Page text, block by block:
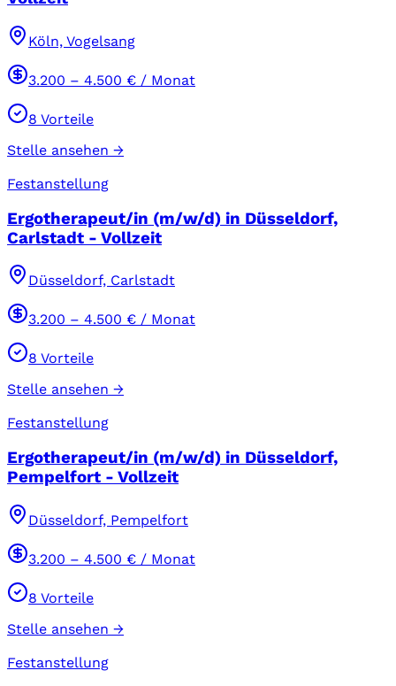
Köln, Vogelsang
3.200 – 4.500 € / Monat
8 Vorteile
Stelle ansehen →
Festanstellung
Ergotherapeut/in (m/w/d) in Düsseldorf,
Carlstadt - Vollzeit
Düsseldorf, Carlstadt
3.200 – 4.500 € / Monat
8 Vorteile
Stelle ansehen →
Festanstellung
Ergotherapeut/in (m/w/d) in Düsseldorf,
Pempelfort - Vollzeit
Düsseldorf, Pempelfort
3.200 – 4.500 € / Monat
8 Vorteile
Stelle ansehen →
Festanstellung